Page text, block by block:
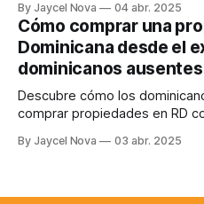
By Jaycel Nova 04 abr. 2025
Cómo comprar una
Dominicana desde el
dominicanos ausentes
Descubre cómo los
comprar propiedades en RD
By Jaycel Nova 03 abr. 2025